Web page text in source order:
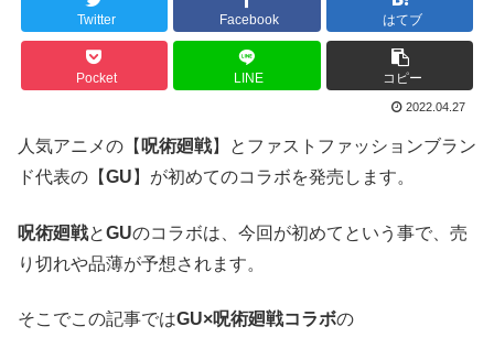
Twitter Facebook はてブ
Pocket LINE コピー
2022.04.27
人気アニメの【 呪術廻戦】とファストファッションブラン
ド代表の【GU 】が初めてのコラボを発売します。
呪術廻戦とGUのコラボは、今回が初めてという事で、売
り切れや品薄が予想されます。
そこでこの記事ではGU×呪術廻戦コラボの